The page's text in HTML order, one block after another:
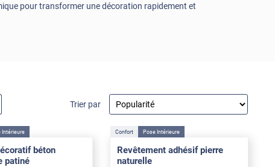
pour transformer une décoration rapidement et
Trier par
Intérieure
béton
patiné
Confort Pose Intérieure
Revêtement adhésif pierre
naturelle